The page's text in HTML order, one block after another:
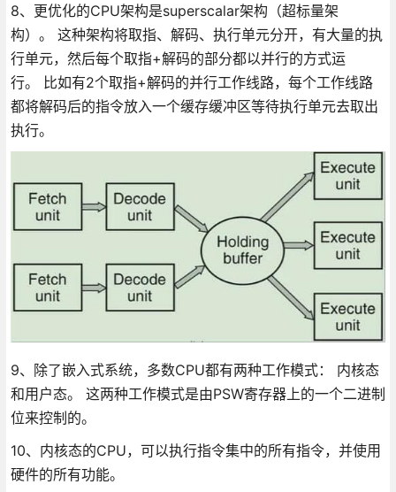
8、更优化的CPU架构是superscalar架构（超标量架
构）。 这种架构将取指、解码、执行单元分开，有大量的执
行单元，然后每个取指+解码的部分都以并行的方式运
行。 比如有2个取指+解码的并行工作线路，每个工作线路
都将解码后的指令放入一个缓存缓冲区等待执行单元去取出
执行。
9、除了嵌入式系统，多数CPU都有两种工作模式： 内核态
和用户态。 这两种工作模式是由PSW寄存器上的一个二进制
位来控制的。
10、内核态的CPU，可以执行指令集中的所有指令，并使用
硬件的所有功能。